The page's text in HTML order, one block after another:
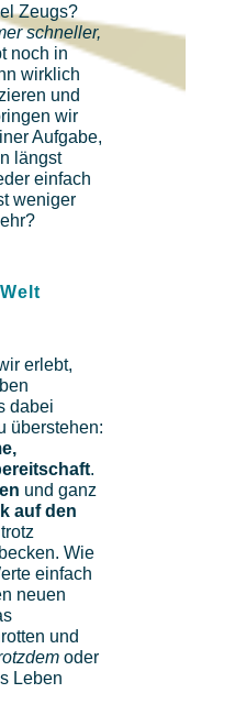
Zeugs?
schneller,
noch in
wirklich
und
wir
Aufgabe,
längst
einfach
weniger
erlebt,
dabei
überstehen:
.
und ganz
auf den
Wie
einfach
neuen
und
oder
Leben